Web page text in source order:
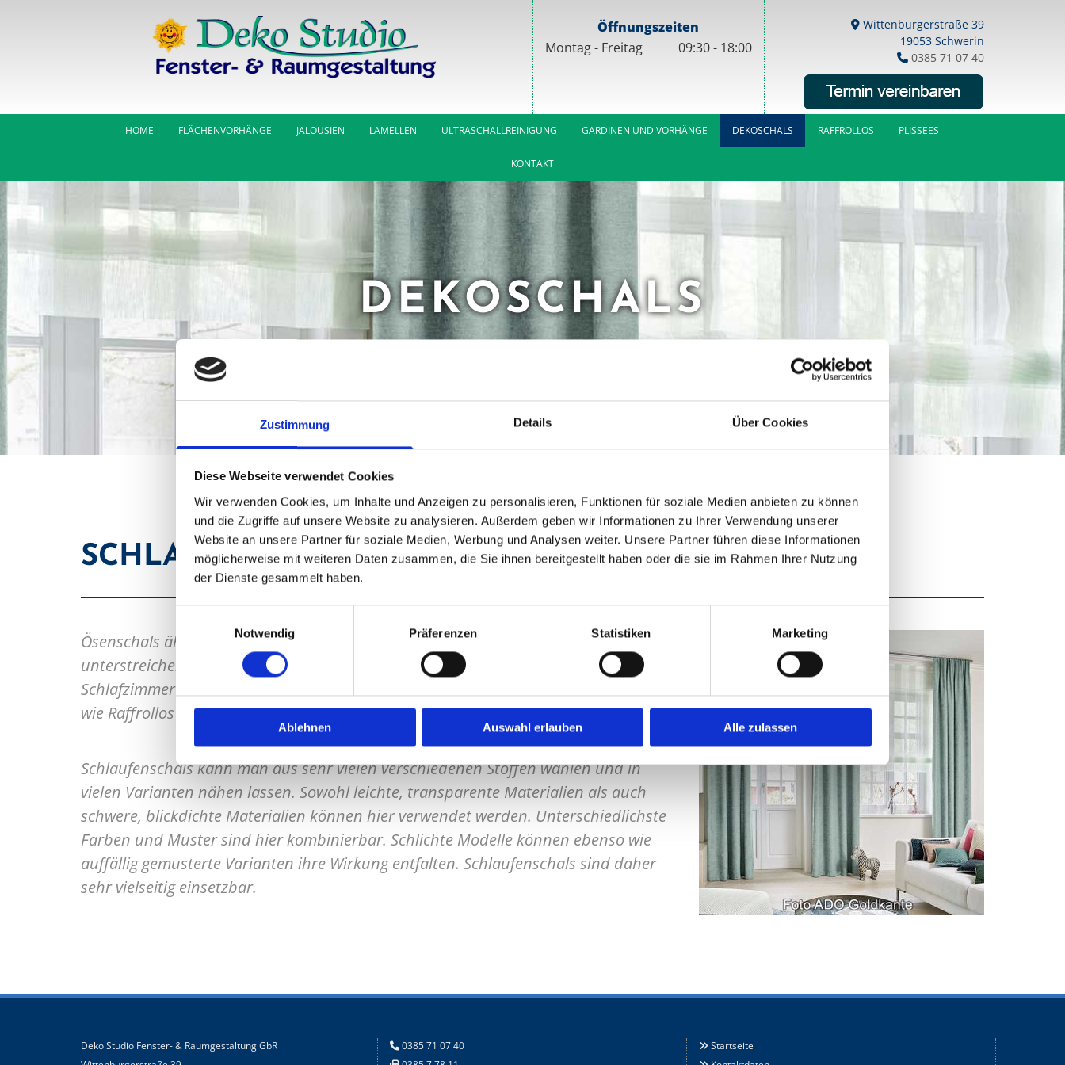
Zustimmung Details Über Cookies
Diese Webseite verwendet Cookies
Wir verwenden Cookies, um Inhalte und Anzeigen zu personalisieren, Funktionen für soziale Medien anbieten zu können
und die Zugriffe auf unsere Website zu analysieren. Außerdem geben wir Informationen zu Ihrer Verwendung unserer
Website an unsere Partner für soziale Medien, Werbung und Analysen weiter. Unsere Partner führen diese Informationen
möglicherweise mit weiteren Daten zusammen, die Sie ihnen bereitgestellt haben oder die sie im Rahmen Ihrer Nutzung
der Dienste gesammelt haben.
Notwendig
Präferenzen Statistiken Marketing
Ablehnen Auswahl erlauben Alle zulassen
Öffnungszeiten
Mon­tag - Frei­tag
09:30 - 18:00
 Wittenburgerstraße 39
19053 Schwerin
 0385 71 07 40
HOME FLÄCHENVORHÄNGE JALOUSIEN LAMELLEN ULTRASCHALLREINIGUNG GARDINEN UND VORHÄNGE DEKOSCHALS RAFFROLLOS PLISSEES
KONTAKT
DEKOSCHALS
Deko Studio Fenster- & Raumgestaltung GbR
SCHLAUFEN- UND ÖSENSCHALS
Ösenschals ähneln in Stoff-, Farb- und Mustervarianten den Schlaufenschals, sie
unterstreichen genauso gekonnt moderne Einrichtungsstile. In Wohn- und
Schlafzimmer lassen sich die modernen Schals sehr gut mit anderen Gardinenarten
wie Raffrollos oder Scheibengardinen kombinieren.
Schlaufenschals kann man aus sehr vielen verschiedenen Stoffen wählen und in
vielen Varianten nähen lassen. Sowohl leichte, transparente Materialien als auch
schwere, blickdichte Materialien können hier verwendet werden. Unterschiedlichste
Farben und Muster sind hier kombinierbar. Schlichte Modelle können ebenso wie
auffällig gemusterte Varianten ihre Wirkung entfalten. Schlaufenschals sind daher
sehr vielseitig einsetzbar.
Deko Studio Fenster- & Raumgestaltung GbR
 0385 71 07 40  Startseite